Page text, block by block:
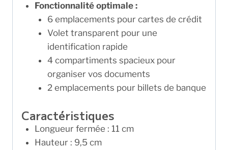
Fonctionnalité optimale :
6 emplacements pour cartes de crédit
Volet transparent pour une
identification rapide
4 compartiments spacieux pour
organiser vos documents
2 emplacements pour billets de banque
Caractéristiques
Longueur fermée : 11 cm
Hauteur : 9,5 cm